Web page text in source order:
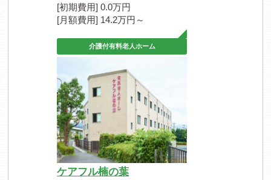
[初期費用] 0.0万円
[月額費用] 14.2万円～
介護付有料老人ホーム
ケアフル楠の葉